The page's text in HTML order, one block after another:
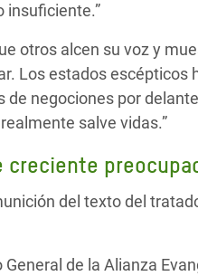
insuficiente.”
otros alcen su voz y
Los estados escépticos
de negociones por
salve vidas.”
creciente
del texto del
de la Alianza